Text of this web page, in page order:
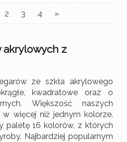
2 3 4 »
akrylowych z
ze szkła akrylowego
kwadratowe oraz o
Większość naszych
więcej niż jednym kolorze.
paletę 16 kolorów, z których
Najbardziej popularnym